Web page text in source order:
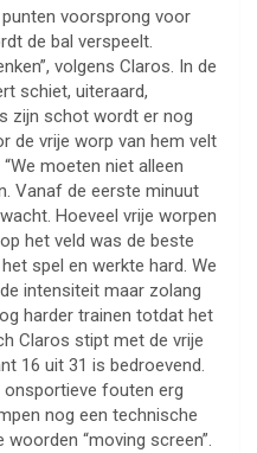
voorsprong voor
de bal verspeelt.
volgens Claros. In de
schiet, uiteraard,
zijn schot wordt er nog
de vrije worp van hem velt
moeten niet alleen
Vanaf de eerste minuut
Hoeveel vrije worpen
het veld was de beste
spel en werkte hard. We
intensiteit maar zolang
harder trainen totdat het
Claros stipt met de vrije
16 uit 31 is bedroevend.
fouten erg
nog een technische
“moving screen”.